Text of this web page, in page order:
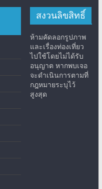
สงวนลิขสิทธิ์
ห้ามคัดลอกรูปภาพ
และเรื่องท่องเที่ยว
ไปใช้โดยไม่ได้รับ
อนุญาต หากพบเจอ
จะดำเนินการตามที่
กฎหมายระบุไว้
สูงสุด